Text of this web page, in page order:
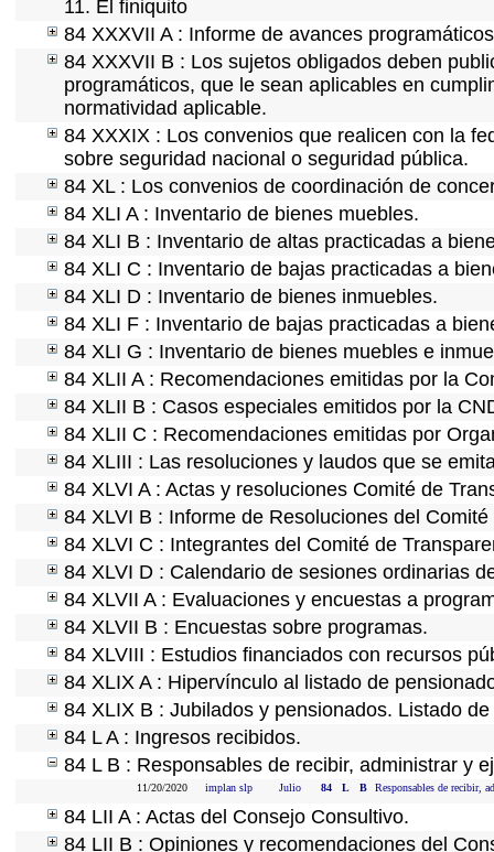
11. El finiquito
84 XXXVII A : Informe de avances
84 XXXVII B : Los sujetos obligados deben
programáticos, que le sean aplicables en
normatividad aplicable.
84 XXXIX : Los convenios que realicen con la
sobre seguridad nacional o seguridad pública.
84 XL : Los convenios de coordinación de
84 XLI A : Inventario de bienes muebles.
84 XLI B : Inventario de altas practicadas a
84 XLI C : Inventario de bajas practicadas a
84 XLI D : Inventario de bienes inmuebles.
84 XLI F : Inventario de bajas practicadas a
84 XLI G : Inventario de bienes muebles e
84 XLII A : Recomendaciones emitidas por la
84 XLII B : Casos especiales emitidos por la
84 XLII C : Recomendaciones emitidas por
84 XLIII : Las resoluciones y laudos que se
84 XLVI A : Actas y resoluciones Comité de
84 XLVI B : Informe de Resoluciones del
84 XLVI C : Integrantes del Comité de
84 XLVI D : Calendario de sesiones ordinarias
84 XLVII A : Evaluaciones y encuestas a
84 XLVII B : Encuestas sobre programas.
84 XLVIII : Estudios financiados con recursos
84 XLIX A : Hipervínculo al listado de
84 XLIX B : Jubilados y pensionados. Listado
84 L A : Ingresos recibidos.
84 L B : Responsables de recibir, administrar y
11/20/2020 implan slp Julio 84 L B Responsables de recibir,
84 LII A : Actas del Consejo Consultivo.
84 LII B : Opiniones y recomendaciones del